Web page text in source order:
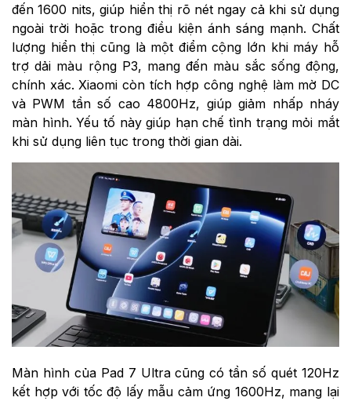
đến 1600 nits, giúp hiển thị rõ nét ngay cả khi sử dụng
ngoài trời hoặc trong điều kiện ánh sáng mạnh. Chất
lượng hiển thị cũng là một điểm cộng lớn khi máy hỗ
trợ dải màu rộng P3, mang đến màu sắc sống động,
chính xác. Xiaomi còn tích hợp công nghệ làm mờ DC
và PWM tần số cao 4800Hz, giúp giảm nhấp nháy
màn hình. Yếu tố này giúp hạn chế tình trạng mỏi mắt
khi sử dụng liên tục trong thời gian dài.
Màn hình của Pad 7 Ultra cũng có tần số quét 120Hz
kết hợp với tốc độ lấy mẫu cảm ứng 1600Hz, mang lại